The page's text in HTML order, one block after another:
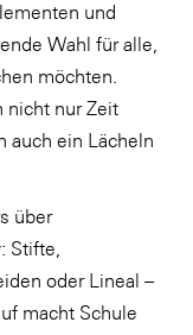
und
Wahl für alle,
möchten.
nicht nur Zeit
auch ein Lächeln
über
Stifte,
oder Lineal –
macht Schule